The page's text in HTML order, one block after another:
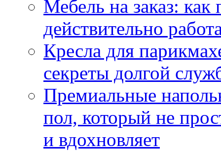
Мебель на заказ:
действительно
Кресла для
секреты долгой
Премиальные
пол, который не
и вдохновляет